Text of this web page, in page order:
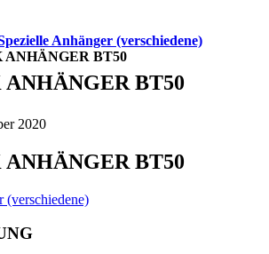
Anhänger (verschiedene)
ANHÄNGER BT50
BT50
2020
BT50
(verschiedene)